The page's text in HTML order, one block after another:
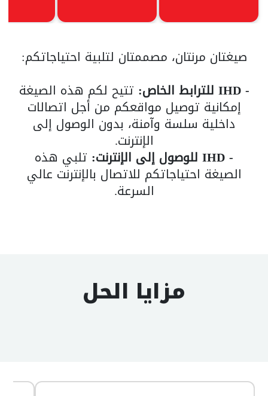
صيغتان مرنتان، مصممتان لتلبية احتياجاتكم:
- IHD للترابط الخاص:
تتيح لكم هذه الصيغة
إمكانية توصيل مواقعكم من أجل اتصالات
داخلية سلسة وآمنة، بدون الوصول إلى
الإنترنت.
- IHD للوصول إلى الإنترنت: تلبي هذه
الصيغة احتياجاتكم للاتصال بالإنترنت عالي
السرعة.
مزايا الحل